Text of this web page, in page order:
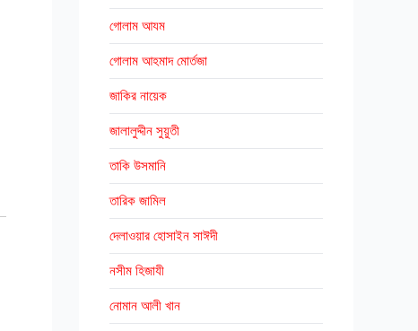
গোলাম আযম
গোলাম আহমাদ মোর্তজা
জাকির নায়েক
জালালুদ্দীন সুয়ুতী
তাকি উসমানি
তারিক জামিল
দেলাওয়ার হোসাইন সাঈদী
নসীম হিজাযী
নোমান আলী খান